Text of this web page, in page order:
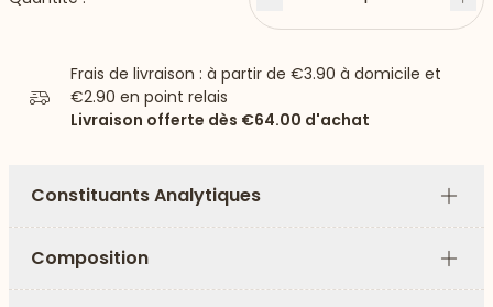
Moins
Frais de livraison : à partir de €3.90 à domicile et
€2.90 en point relais
Livraison offerte dès €64.00 d'achat
Constituants Analytiques
Plus
Composition
Plus